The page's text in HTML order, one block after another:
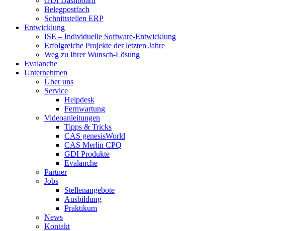
Belegpostfach
Schnittstellen ERP
Entwicklung
ISE – Individuelle Software-Entwicklung
Erfolgreiche Projekte der letzten Jahre
Weg zu Ihrer Wunsch-Lösung
Evalanche
Unternehmen
Über uns
Service
Helpdesk
Fernwartung
Videoanleitungen
Tipps & Tricks
CAS genesisWorld
CAS Merlin CPQ
GDI Produkte
Evalanche
Partner
Jobs
Stellenangebote
Ausbildung
Praktikum
News
Kontakt